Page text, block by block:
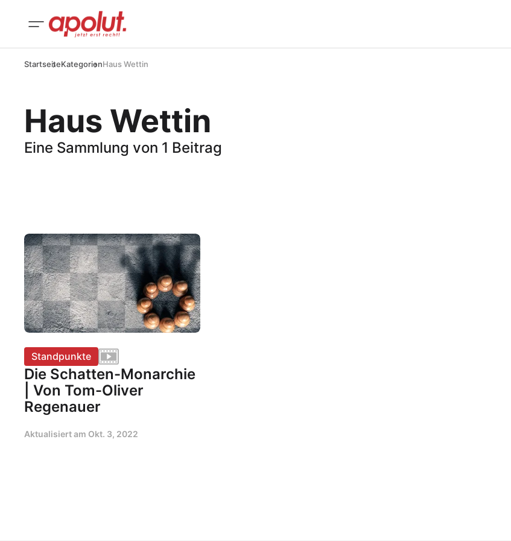
StartseiteKategorienHaus Wettin
Haus Wettin
Eine Sammlung von 1 Beitrag
Standpunkte
Die Schatten-Monarchie
| Von Tom-Oliver
Regenauer
Aktualisiert am Okt. 3, 2022